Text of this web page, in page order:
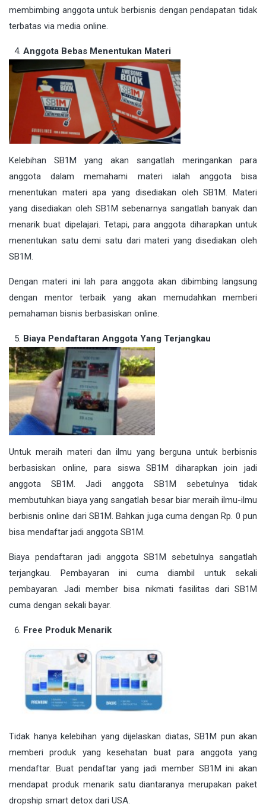
membimbing anggota untuk berbisnis dengan pendapatan tidak
terbatas via media online.
Anggota Bebas Menentukan Materi
Kelebihan SB1M yang akan sangatlah meringankan para
anggota dalam memahami materi ialah anggota bisa
menentukan materi apa yang disediakan oleh SB1M. Materi
yang disediakan oleh SB1M sebenarnya sangatlah banyak dan
menarik buat dipelajari. Tetapi, para anggota diharapkan untuk
menentukan satu demi satu dari materi yang disediakan oleh
SB1M.
Dengan materi ini lah para anggota akan dibimbing langsung
dengan mentor terbaik yang akan memudahkan memberi
pemahaman bisnis berbasiskan online.
Biaya Pendaftaran Anggota Yang Terjangkau
Untuk meraih materi dan ilmu yang berguna untuk berbisnis
berbasiskan online, para siswa SB1M diharapkan join jadi
anggota SB1M. Jadi anggota SB1M sebetulnya tidak
membutuhkan biaya yang sangatlah besar biar meraih ilmu-ilmu
berbisnis online dari SB1M. Bahkan juga cuma dengan Rp. 0 pun
bisa mendaftar jadi anggota SB1M.
Biaya pendaftaran jadi anggota SB1M sebetulnya sangatlah
terjangkau. Pembayaran ini cuma diambil untuk sekali
pembayaran. Jadi member bisa nikmati fasilitas dari SB1M
cuma dengan sekali bayar.
Free Produk Menarik
Tidak hanya kelebihan yang dijelaskan diatas, SB1M pun akan
memberi produk yang kesehatan buat para anggota yang
mendaftar. Buat pendaftar yang jadi member SB1M ini akan
mendapat produk menarik satu diantaranya merupakan paket
dropship smart detox dari USA.